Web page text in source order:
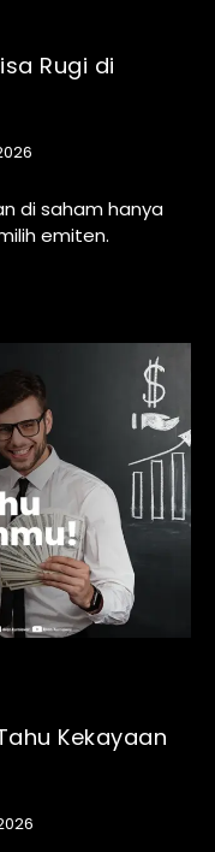
Rugi di
di saham hanya
emiten.
Kekayaan